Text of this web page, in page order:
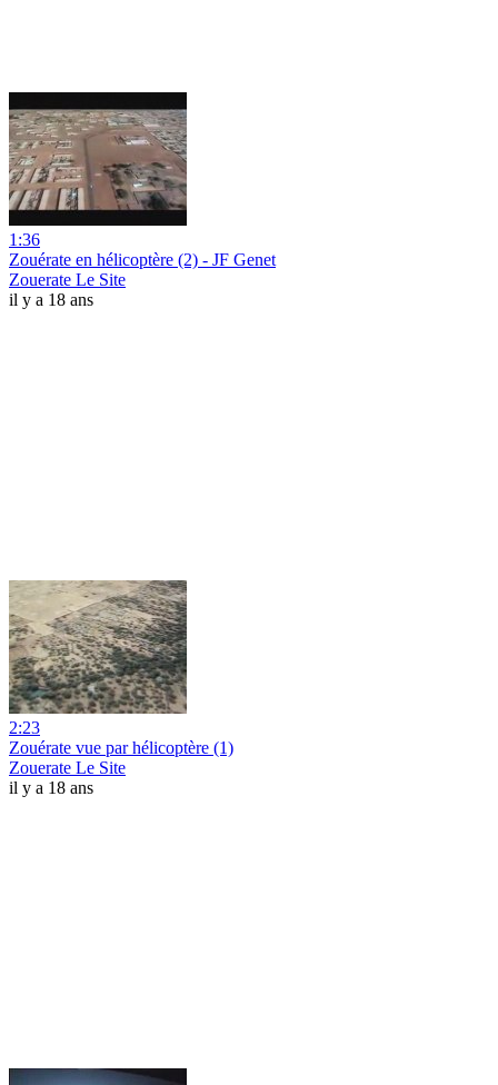
1:36
Zouérate en hélicoptère (2) - JF Genet
Zouerate Le Site
il y a 18 ans
2:23
Zouérate vue par hélicoptère (1)
Zouerate Le Site
il y a 18 ans